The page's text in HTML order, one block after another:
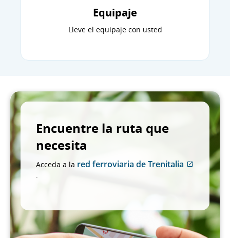
Equipaje
Lleve el equipaje con usted
Encuentre la ruta que
necesita
Acceda a la red ferroviaria de Trenitalia
Sitio
externo
puede
no
cumplir